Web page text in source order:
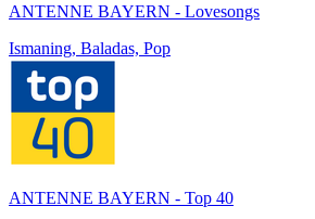
ANTENNE BAYERN - Lovesongs
Ismaning, Baladas, Pop
ANTENNE BAYERN - Top 40